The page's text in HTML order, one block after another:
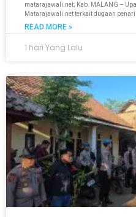
matarajawali.net; Kab. MALANG –
Matarajawali.net terkait dugaan
READ MORE »
1 hari Yang Lalu